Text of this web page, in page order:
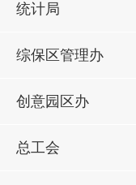
统计局
综保区管理办
创意园区办
总工会